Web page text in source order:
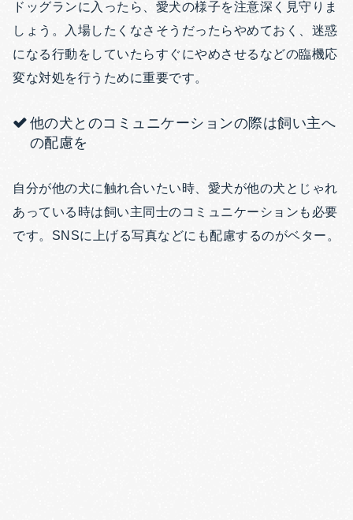
ドッグランに入ったら、愛犬の様子を注意深く見守りま
しょう。入場したくなさそうだったらやめておく、迷惑
になる行動をしていたらすぐにやめさせるなどの臨機応
変な対処を行うために重要です。
他の犬とのコミュニケーションの際は飼い主へ
の配慮を
自分が他の犬に触れ合いたい時、愛犬が他の犬とじゃれ
あっている時は飼い主同士のコミュニケーションも必要
です。SNSに上げる写真などにも配慮するのがベター。